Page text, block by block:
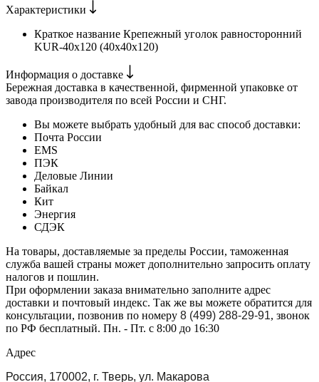
Характеристики
Краткое название Крепежный уголок равносторонний
KUR-40х120 (40х40х120)
Информация о доставке
Бережная доставка в качественной, фирменной упаковке от
завода производителя по всей России и СНГ.
Вы можете выбрать удобный для вас способ доставки:
Почта России
EMS
ПЭК
Деловые Линии
Байкал
Кит
Энергия
СДЭК
На товары, доставляемые за пределы России, таможенная
служба вашей страны может дополнительно запросить оплату
налогов и пошлин.
При оформлении заказа внимательно заполните адрес
доставки и почтовый индекс. Так же вы можете обратится для
консультации, позвонив по номеру 8 (499) 288-29-91, звонок
по РФ бесплатный. Пн. - Пт. с 8:00 до 16:30
Адрес
Россия, 170002, г. Тверь, ул. Макарова